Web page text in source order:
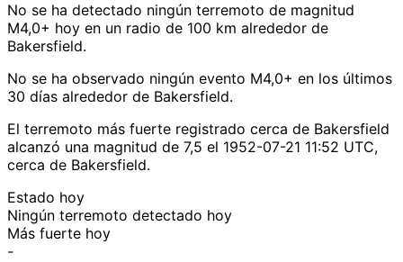
No se ha detectado ningún terremoto de magnitud
M4,0+ hoy en un radio de 100 km alrededor de
Bakersfield.
No se ha observado ningún evento M4,0+ en los últimos
30 días alrededor de Bakersfield.
El terremoto más fuerte registrado cerca de Bakersfield
alcanzó una magnitud de 7,5 el 1952-07-21 11:52 UTC,
cerca de Bakersfield.
Estado hoy
Ningún terremoto detectado hoy
Más fuerte hoy
-